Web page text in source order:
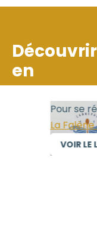
en
se régaler
Bleue